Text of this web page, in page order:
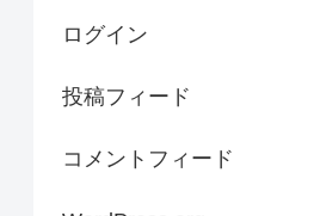
ログイン
投稿フィード
コメントフィード